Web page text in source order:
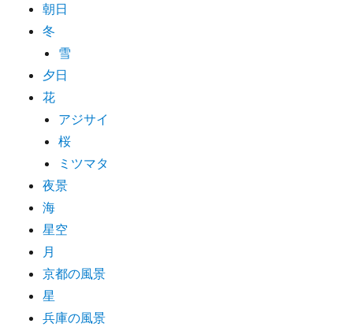
朝日
冬
雪
夕日
花
アジサイ
桜
ミツマタ
夜景
海
星空
月
京都の風景
星
兵庫の風景